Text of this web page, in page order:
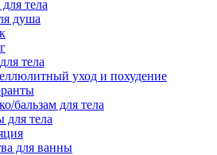
тела
душа
тела
уход и похудение
бальзам для тела
для тела
для ванны